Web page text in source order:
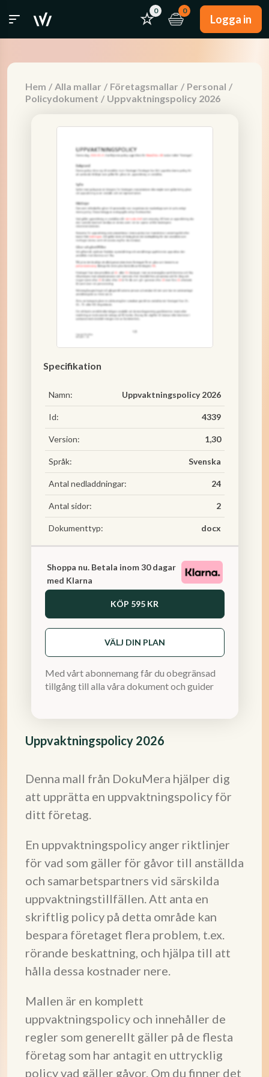
0 0
Logga in
Hem / Alla mallar / Företagsmallar / Personal /
Policydokument / Uppvaktningspolicy 2026
Uppvaktningspolicy 2026
Denna mall från DokuMera hjälper dig
att upprätta en uppvaktningspolicy för
ditt företag.
En uppvaktningspolicy anger riktlinjer
för vad som gäller för gåvor till anställda
och samarbetspartners vid särskilda
uppvaktningstillfällen. Att anta en
skriftlig policy på detta område kan
bespara företaget flera problem, t.ex.
rörande beskattning, och hjälpa till att
hålla dessa kostnader nere.
Mallen är en komplett
uppvaktningspolicy och innehåller de
regler som generellt gäller på de flesta
företag som har antagit en uttrycklig
policy vad gäller gåvor. Om du finner det
Specifikation
Namn: Uppvaktningspolicy 2026
Id: 4339
Version: 1,30
Språk: Svenska
Antal nedladdningar: 24
Antal sidor: 2
Dokumenttyp: docx
Shoppa nu. Betala inom 30 dagar
med Klarna
KÖP 595 KR
VÄLJ DIN PLAN
Med vårt abonnemang får du obegränsad
tillgång till alla våra dokument och guider